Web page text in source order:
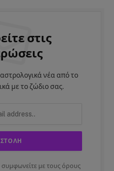
στις
νέα από το
με το ζώδιο σας.
με τους όρους